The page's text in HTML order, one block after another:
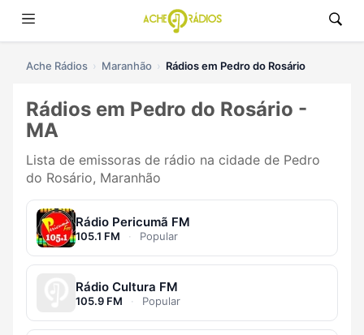
Ache Rádios Maranhão Rádios em Pedro do Rosário
Rádios em Pedro do Rosário -
MA
Lista de emissoras de rádio na cidade de Pedro
do Rosário, Maranhão
Rádio Pericumã FM
105.1 FM · Popular
Rádio Cultura FM
105.9 FM · Popular